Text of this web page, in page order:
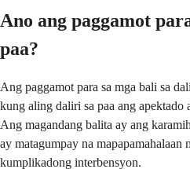
Ano ang paggamot
paa?
Ang paggamot para sa mga bali sa
kung aling daliri sa paa ang apektado
Ang magandang balita ay ang
ay matagumpay na mapapamahalaan
kumplikadong interbensyon.